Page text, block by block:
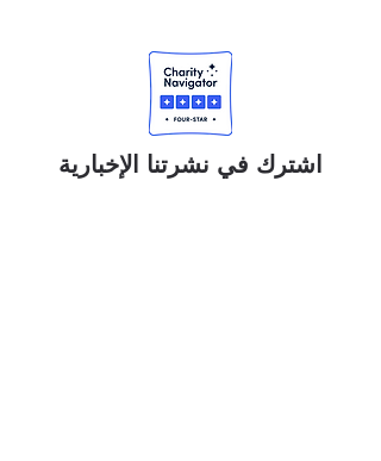
اشترك في نشرتنا الإخبارية